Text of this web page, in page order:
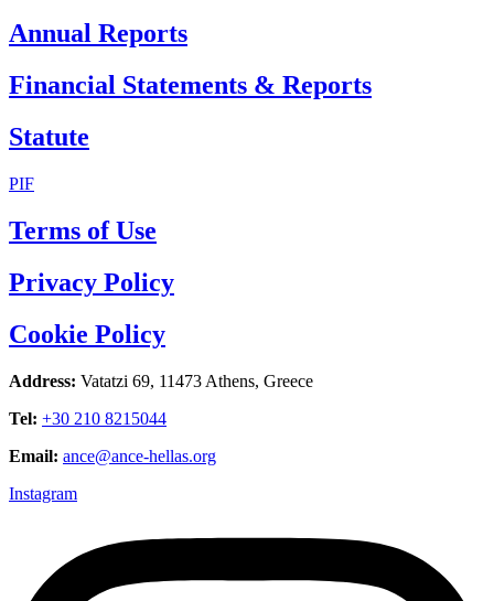
Annual Reports
Financial Statements & Reports
Statute
PIF
Terms of Use
Privacy Policy
Cookie Policy
Address: Vatatzi 69, 11473 Athens, Greece
Tel: +30 210 8215044
Email: ance@ance-hellas.org
Instagram